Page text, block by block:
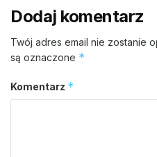
Dodaj komentarz
Twój adres email nie zostanie
są oznaczone *
Komentarz *